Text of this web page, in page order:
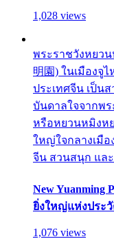
1,028 views
พระราชวังหยวน
明園) ในเมืองจู
ประเทศจีน เป็น
บันดาลใจจากพร
หรือหยวนหมิงห
ใหญ่ใจกลางเมื
จีน สวนสนุก แล
New Yuanming
ยิ่งใหญ่แห่งประ
1,076 views